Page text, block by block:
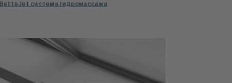
BetteJet система гидромассажа